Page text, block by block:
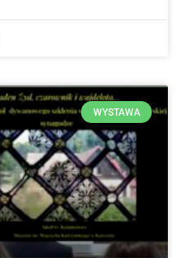
WYSTAWA